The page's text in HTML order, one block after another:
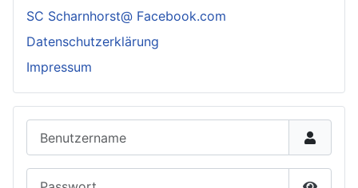
SC Scharnhorst@ Facebook.com
Datenschutzerklärung
Impressum